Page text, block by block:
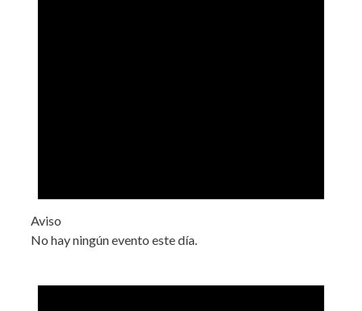
Aviso
No hay ningún evento este día.